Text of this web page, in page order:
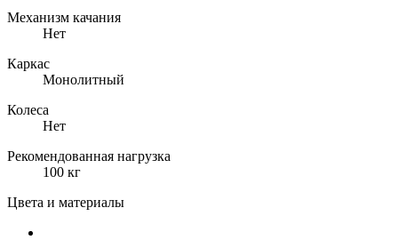
Механизм качания
Нет
Каркас
Монолитный
Колеса
Нет
Рекомендованная нагрузка
100 кг
Цвета и материалы